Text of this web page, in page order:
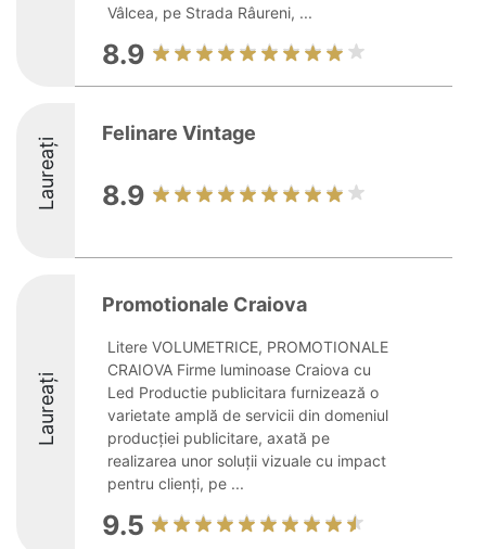
Vâlcea, pe Strada Râureni, ...
8.9
Laureați
Felinare Vintage
8.9
Laureați
Promotionale Craiova
Litere VOLUMETRICE, PROMOTIONALE
CRAIOVA Firme luminoase Craiova cu
Led Productie publicitara furnizează o
varietate amplă de servicii din domeniul
producției publicitare, axată pe
realizarea unor soluții vizuale cu impact
pentru clienți, pe ...
9.5